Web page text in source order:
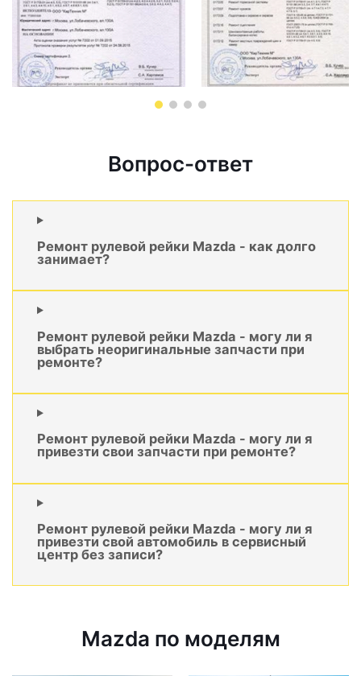
Вопрос-ответ
Ремонт рулевой рейки Mazda - как долго
занимает?
Ремонт рулевой рейки Mazda - могу ли я
выбрать неоригинальные запчасти при
ремонте?
Ремонт рулевой рейки Mazda - могу ли я
привезти свои запчасти при ремонте?
Ремонт рулевой рейки Mazda - могу ли я
привезти свой автомобиль в сервисный
центр без записи?
Mazda по моделям